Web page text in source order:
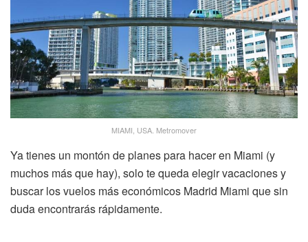
MIAMI, USA. Metromover
Ya tienes un montón de planes para hacer en Miami (y
muchos más que hay), solo te queda elegir vacaciones y
buscar los vuelos más económicos Madrid Miami que sin
duda encontrarás rápidamente.